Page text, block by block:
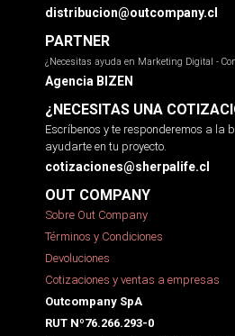
distribucion@outcompany.cl
PARTNER
¿Necesitas ayuda en Marketing Digital -
Agencia BIZEN
¿NECESITAS UNA
Escríbenos y te responderemos a la
ayudarte en tu proyecto.
cotizaciones@sherpalife.cl
OUT COMPANY
Sobre Out Company
Términos y Condiciones
Devoluciones
Cotizaciones y ventas a empresas
Outcompany SpA
RUT Nº76.266.293-0